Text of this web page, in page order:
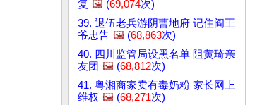
复 🖼️ (69,074次)
39. 退伍老兵游阴曹地府 记住阎王
爷忠告 🖼️ (68,863次)
40. 四川监管局设黑名单 阻黄琦亲
友团 🖼️ (68,812次)
41. 粤湘商家卖有毒奶粉 家长网上
维权 🖼️ (68,271次)